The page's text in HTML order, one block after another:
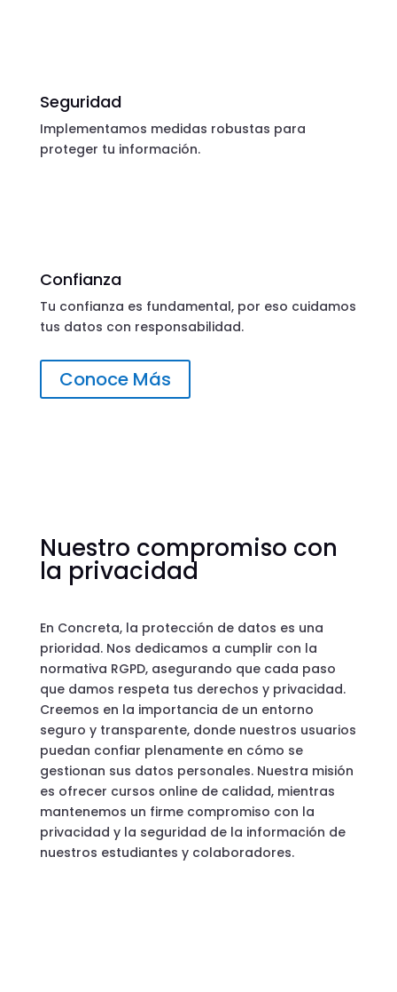
Seguridad
Implementamos medidas robustas para
proteger tu información.
Confianza
Tu confianza es fundamental, por eso cuidamos
tus datos con responsabilidad.
Conoce Más
Nuestro compromiso con
la privacidad
En Concreta, la protección de datos es una
prioridad. Nos dedicamos a cumplir con la
normativa RGPD, asegurando que cada paso
que damos respeta tus derechos y privacidad.
Creemos en la importancia de un entorno
seguro y transparente, donde nuestros usuarios
puedan confiar plenamente en cómo se
gestionan sus datos personales. Nuestra misión
es ofrecer cursos online de calidad, mientras
mantenemos un firme compromiso con la
privacidad y la seguridad de la información de
nuestros estudiantes y colaboradores.